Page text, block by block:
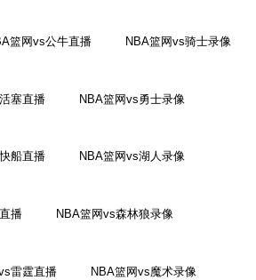
篮网vs公牛直播 NBA篮网vs骑士录像
塞直播 NBA篮网vs勇士录像
船直播 NBA篮网vs湖人录像
播 NBA篮网vs森林狼录像
雷霆直播 NBA篮网vs魔术录像